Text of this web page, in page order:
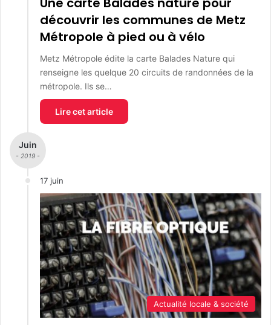
découvrir les communes de Metz
Métropole à pied ou à vélo
Metz Métropole édite la carte Balades Nature qui
renseigne les quelque 20 circuits de randonnées de la
métropole. Ils se…
Lire cet article
Juin
- 2019 -
17 juin
Actualité locale & société